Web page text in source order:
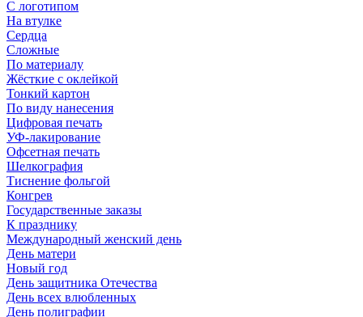
С логотипом
На втулке
Сердца
Сложные
По материалу
Жёсткие с оклейкой
Тонкий картон
По виду нанесения
Цифровая печать
УФ-лакирование
Офсетная печать
Шелкография
Тиснение фольгой
Конгрев
Государственные заказы
К празднику
Международный женский день
День матери
Новый год
День защитника Отечества
День всех влюбленных
День полиграфии